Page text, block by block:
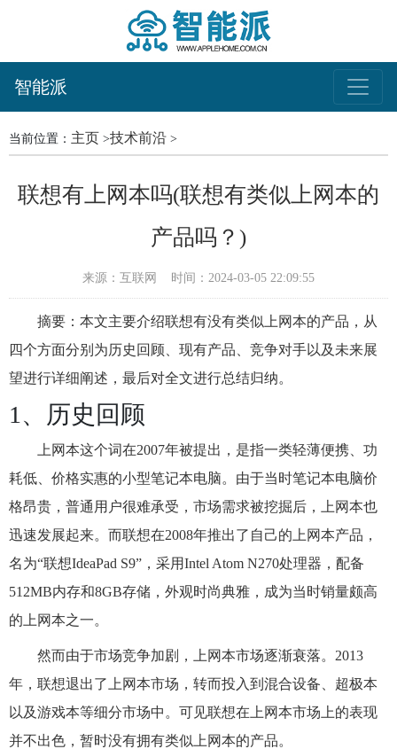
智能派
当前位置： 主页 >技术前沿 >
联想有上网本吗(联想有类似上网本的
产品吗？)
来源：互联网 时间：2024-03-05 22:09:55
摘要：本文主要介绍联想有没有类似上网本的产品，从
四个方面分别为历史回顾、现有产品、竞争对手以及未来展
望进行详细阐述，最后对全文进行总结归纳。
1、历史回顾
上网本这个词在2007年被提出，是指一类轻薄便携、功
耗低、价格实惠的小型笔记本电脑。由于当时笔记本电脑价
格昂贵，普通用户很难承受，市场需求被挖掘后，上网本也
迅速发展起来。而联想在2008年推出了自己的上网本产品，
名为“联想IdeaPad S9”，采用Intel Atom N270处理器，配备
512MB内存和8GB存储，外观时尚典雅，成为当时销量颇高
的上网本之一。
然而由于市场竞争加剧，上网本市场逐渐衰落。2013
年，联想退出了上网本市场，转而投入到混合设备、超极本
以及游戏本等细分市场中。可见联想在上网本市场上的表现
并不出色，暂时没有拥有类似上网本的产品。